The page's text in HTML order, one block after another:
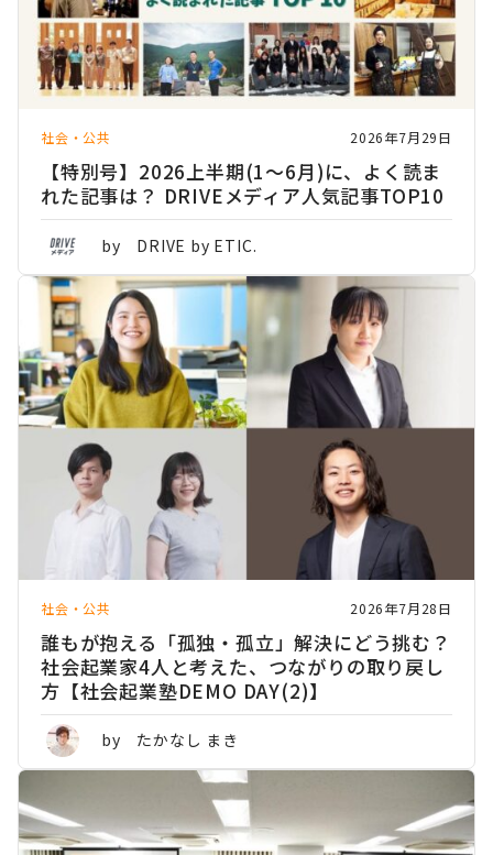
社会・公共 2026年7月29日
【特別号】2026上半期(1〜6月)に、よく読ま
れた記事は？ DRIVEメディア人気記事TOP10
by DRIVE by ETIC.
社会・公共 2026年7月28日
誰もが抱える「孤独・孤立」解決にどう挑む？
社会起業家4人と考えた、つながりの取り戻し
方【社会起業塾DEMO DAY(2)】
by たかなし まき